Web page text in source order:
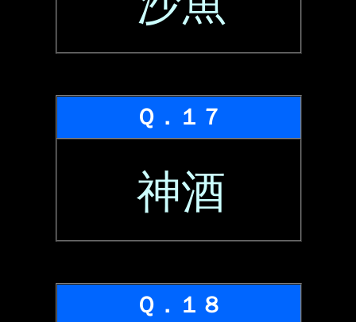
Ｑ．１７
神酒
Ｑ．１８